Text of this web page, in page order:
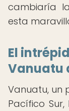
cambiaría
esta
El
Vanuatu
Vanuatu, un
Pacífico